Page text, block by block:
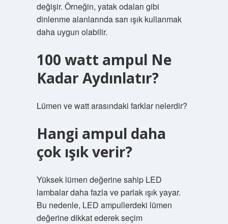
değişir. Örneğin, yatak odaları gibi
dinlenme alanlarında sarı ışık kullanmak
daha uygun olabilir.
100 watt ampul Ne
Kadar Aydınlatır?
Lümen ve watt arasındaki farklar nelerdir?
Hangi ampul daha
çok ışık verir?
Yüksek lümen değerine sahip LED
lambalar daha fazla ve parlak ışık yayar.
Bu nedenle, LED ampullerdeki lümen
değerine dikkat ederek seçim